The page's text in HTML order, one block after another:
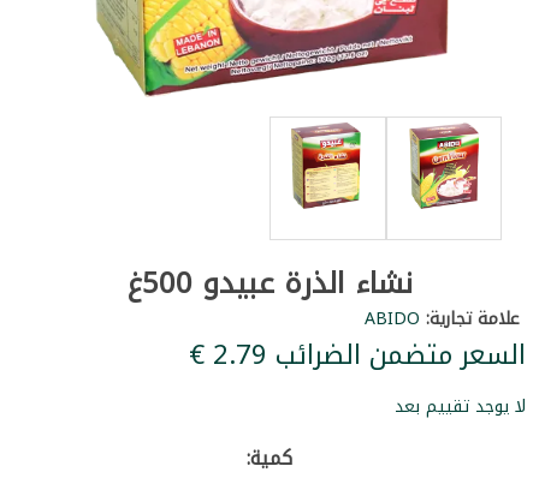
نشاء الذرة عبيدو 500غ
علامة تجارية: ABIDO
السعر متضمن الضرائب ‏2.79 €
لا يوجد تقييم بعد
كمية: